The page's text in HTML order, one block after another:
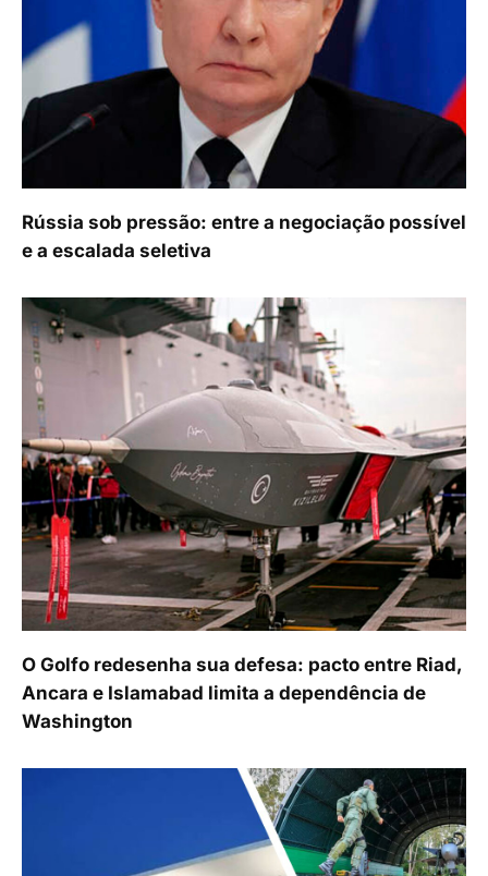
Rússia sob pressão: entre a negociação possível
e a escalada seletiva
O Golfo redesenha sua defesa: pacto entre Riad,
Ancara e Islamabad limita a dependência de
Washington